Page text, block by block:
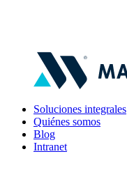
Soluciones integrales
Quiénes somos
Blog
Intranet